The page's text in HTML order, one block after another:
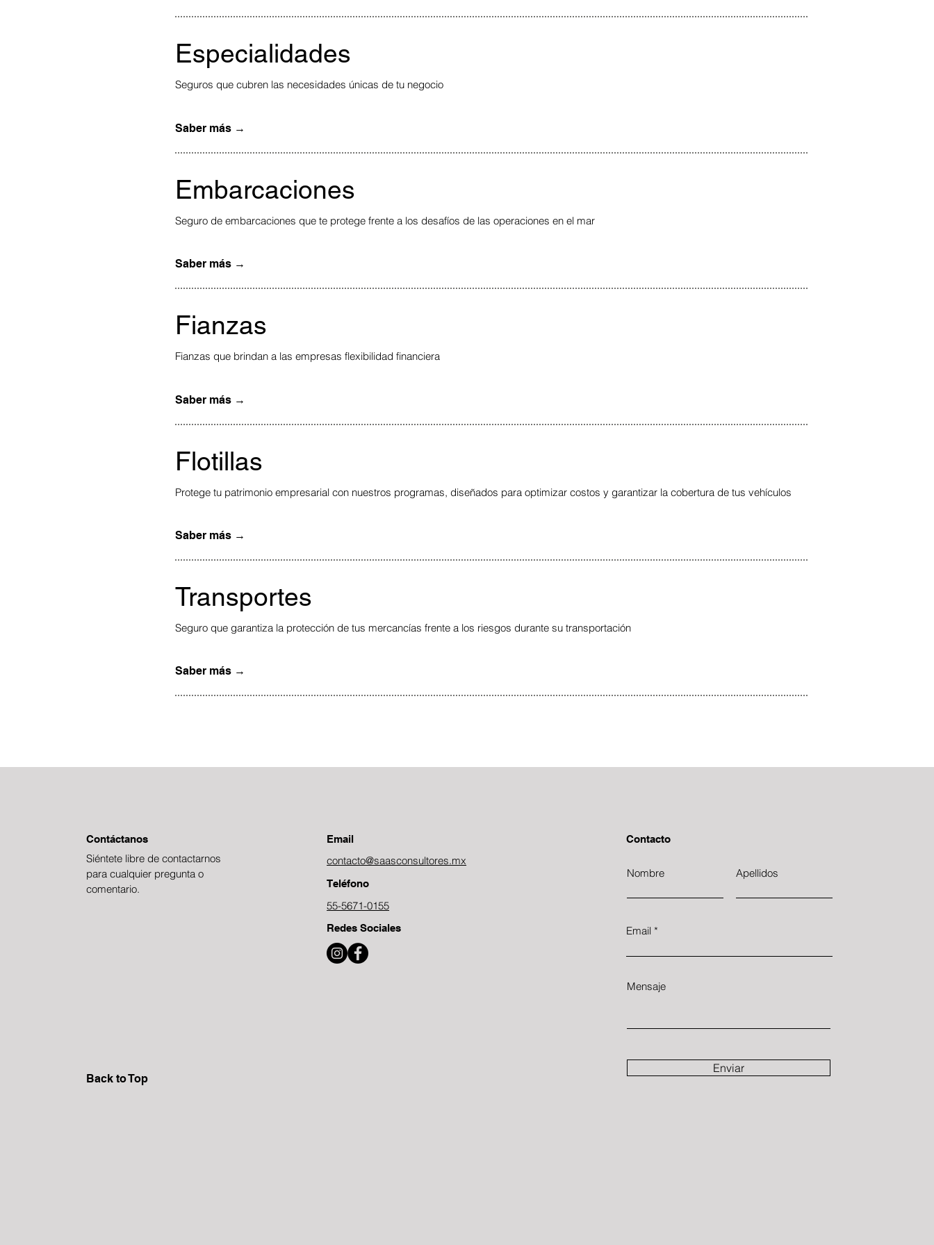
Especialidades
Seguros que cubren las necesidades únicas de tu negocio
Saber más →
Embarcaciones
Seguro de embarcaciones que te protege frente a los desafíos de las operaciones en el mar
Saber más →
Fianzas
Fianzas que brindan a las empresas flexibilidad financiera
Saber más →
Flotillas
Protege tu patrimonio empresarial con nuestros programas, diseñados para optimizar costos y garantizar la cobertura de tus vehículos
Saber más →
Transportes
Seguro que garantiza la protección de tus mercancías frente a los riesgos durante su transportación
Saber más →
Contáctanos
Siéntetelibre de contactarnos
para cualquier pregunta o
comentario.
Back to Top
Email
contacto@saasconsultores.mx
Teléfono
55-5671-0155
Redes Sociales
Contacto
Nombre Apellidos
Email
Mensaje
Enviar